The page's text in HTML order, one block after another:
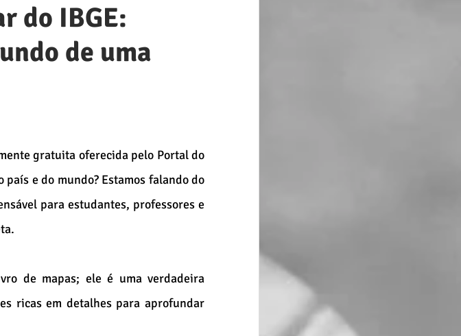
do IBGE:
de uma
gratuita oferecida pelo Portal do
e do mundo? Estamos falando do
para estudantes, professores e
de mapas; ele é uma verdadeira
ricas em detalhes para aprofundar